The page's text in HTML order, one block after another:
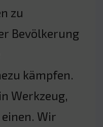
zu
Bevölkerung
kämpfen.
Werkzeug,
Wir